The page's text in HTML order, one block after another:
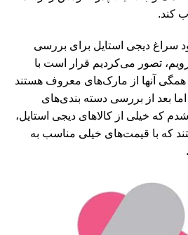
کند.
سراغ دیجی استایل برای بررسی
تصور می‌کردیم قرار است با
آنها از مارک‌های معروف هستند
بعد از بررسی دسته بندی‌های
که خیلی از کالاهای دیجی استایل،
که با قیمت‌های خیلی مناسب به